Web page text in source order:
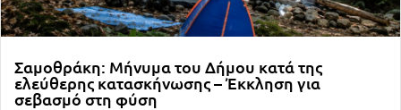
Σαμοθράκη: Μήνυμα του Δήμου κατά της
ελεύθερης κατασκήνωσης – Έκκληση για
σεβασμό στη φύση